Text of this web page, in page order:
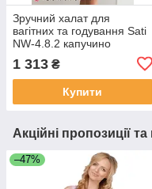
Зручний халат для
вагітних та годування Sati
NW-4.8.2 капучино
1 313 ₴
Купити
Акційні пропозиції
–47%